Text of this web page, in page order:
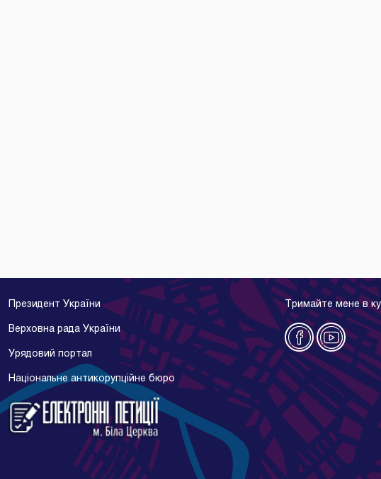
Президент України
Верховна рада України
Урядовий портал
Національне антикорупційне бюро
Тримайте мене в